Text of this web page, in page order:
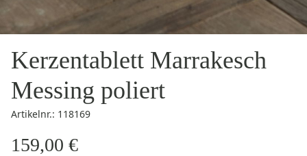
Kerzentablett Marrakesch
Messing poliert
Artikelnr.: 118169
159,00 €